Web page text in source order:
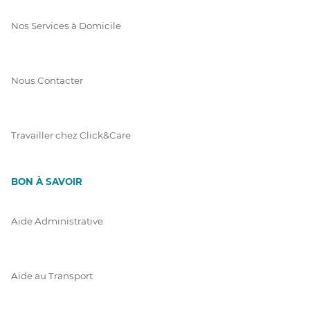
Nos Services à Domicile
Nous Contacter
Travailler chez Click&Care
BON À SAVOIR
Aide Administrative
Aide au Transport